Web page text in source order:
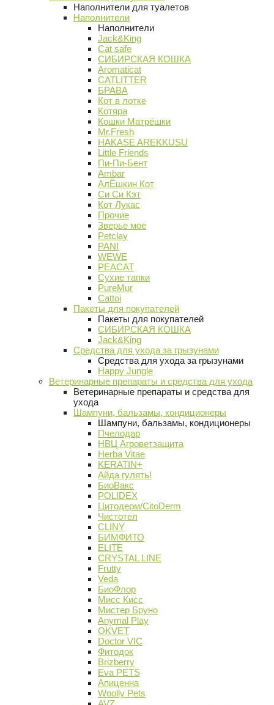
Наполнители для туалетов
Наполнители
Наполнители
Jack&King
Cat safe
СИБИРСКАЯ КОШКА
Aromaticat
CATLITTER
БРАВА
Кот в лотке
Котяра
Кошки Матрёшки
Mr.Fresh
HAKASE AREKKUSU
Little Friends
Пи-Пи-Бент
Ambar
АлЁшкин Кот
Си Си Кэт
Кот Лукас
Прочие
Зверье мое
Petclay
PANI
WEWE
PEACAT
Сухие тапки
PureMur
Cattoi
Пакеты для покупателей
Пакеты для покупателей
СИБИРСКАЯ КОШКА
Jack&King
Средства для ухода за грызунами
Средства для ухода за грызунами
Happy Jungle
Ветеринарные препараты и средства для ухода
Ветеринарные препараты и средства для
ухода
Шампуни, бальзамы, кондиционеры
Шампуни, бальзамы, кондиционеры
Пчелодар
НВЦ Агроветзащита
Herba Vitae
KERATIN+
Айда гулять!
БиоВакс
POLIDEX
Цитодерм/CitoDerm
Чистотел
CLINY
БИМФИТО
ELITE
CRYSTAL LINE
Frutty
Veda
БиоФлор
Мисс Кисс
Мистер Бруно
Anymal Play
OKVET
Doctor VIC
Фитодок
Brizberry
Eva PETS
Апиценна
Woolly Pets